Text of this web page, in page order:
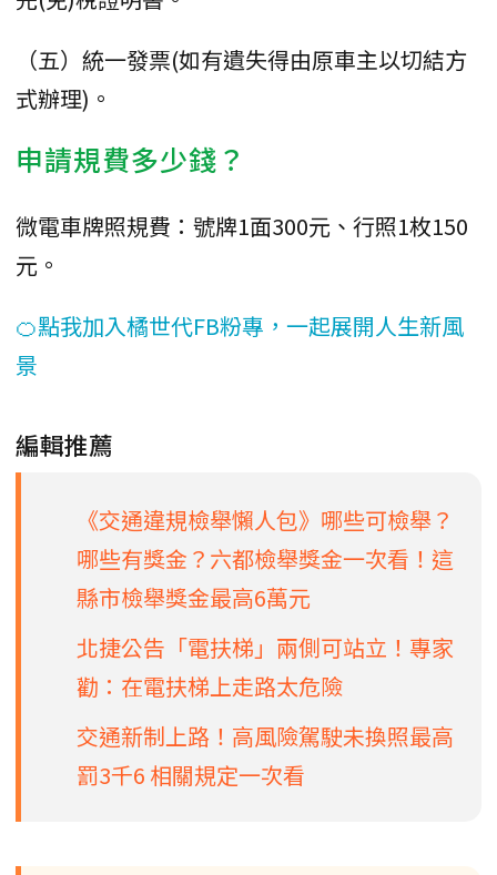
（五）統一發票(如有遺失得由原車主以切結方
式辦理)。
申請規費多少錢？
微電車牌照規費：號牌1面300元、行照1枚150
元。
🍊點我加入橘世代FB粉專，一起展開人生新風
景
編輯推薦
《交通違規檢舉懶人包》哪些可檢舉？
哪些有獎金？六都檢舉獎金一次看！這
縣市檢舉獎金最高6萬元
北捷公告「電扶梯」兩側可站立！專家
勸：在電扶梯上走路太危險
交通新制上路！高風險駕駛未換照最高
罰3千6 相關規定一次看